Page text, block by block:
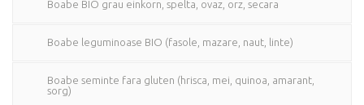
Boabe BIO grau einkorn, spelta, ovaz, orz, secara
Boabe leguminoase BIO (fasole, mazare, naut, linte)
Boabe seminte fara gluten (hrisca, mei, quinoa, amarant,
sorg)